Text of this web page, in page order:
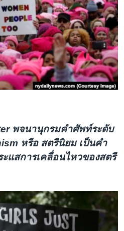
พจนานุกรมคำศัพท์ระดับ
หรือ สตรีนิยม เป็นคำ
แสการเคลื่อนไหวของสตรี